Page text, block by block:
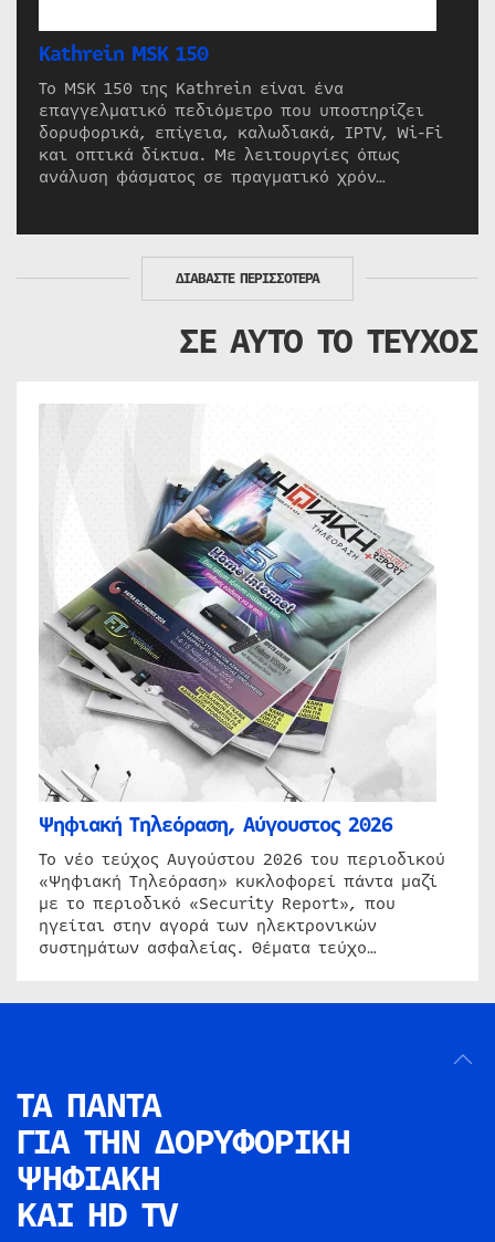
Kathrein MSK 150
Το MSK 150 της Kathrein είναι ένα
επαγγελματικό πεδιόμετρο που υποστηρίζει
δορυφορικά, επίγεια, καλωδιακά, IPTV, Wi-Fi
και οπτικά δίκτυα. Με λειτουργίες όπως
ανάλυση φάσματος σε πραγματικό χρόν…
ΔΙΑΒΑΣΤΕ ΠΕΡΙΣΣΟΤΕΡΑ
ΣΕ ΑΥΤΟ ΤΟ ΤΕΥΧΟΣ
Ψηφιακή Τηλεόραση, Αύγουστος 2026
Το νέο τεύχος Αυγούστου 2026 του περιοδικού
«Ψηφιακή Τηλεόραση» κυκλοφορεί πάντα μαζί
με το περιοδικό «Security Report», που
ηγείται στην αγορά των ηλεκτρονικών
συστημάτων ασφαλείας. Θέματα τεύχο…
ΤΑ ΠΑΝΤΑ
ΓΙΑ ΤΗΝ ΔΟΡΥΦΟΡΙΚΗ
ΨΗΦΙΑΚΗ
ΚΑΙ HD TV